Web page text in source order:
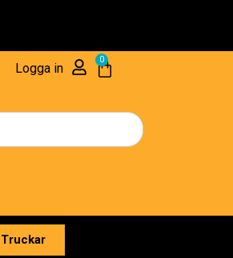
Logga in
0
Truckar